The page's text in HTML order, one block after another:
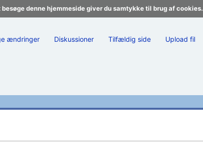
denne hjemmeside giver du samtykke til brug af cookies.
ændringer Diskussioner Tilfældig side Upload fil